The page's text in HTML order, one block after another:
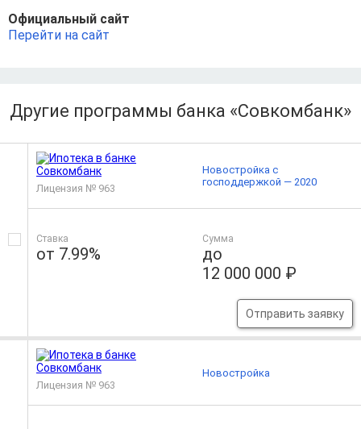
Официальный сайт
Перейти на сайт
Другие программы банка «Совкомбанк»
Лицензия № 963
Ставка
от 7.99%
Сумма
до
12 000 000 ₽
Отправить заявку
Новостройка с
господдержкой — 2020
Лицензия № 963
Новостройка